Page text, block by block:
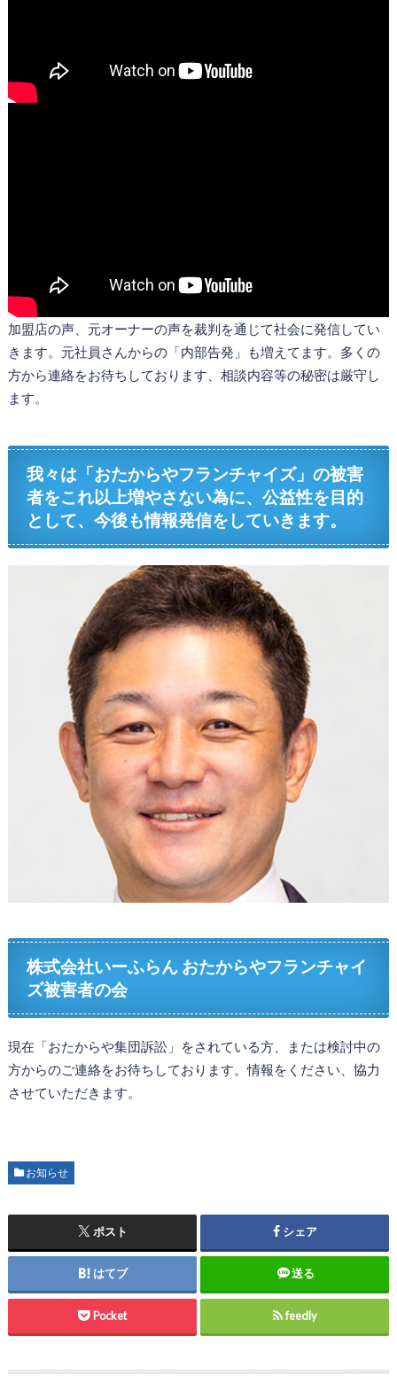
加盟店の声、元オーナーの声を裁判を通じて社会に発信してい
きます。元社員さんからの「内部告発」も増えてます。多くの
方から連絡をお待ちしております、相談内容等の秘密は厳守し
ます。
我々は「おたからやフランチャイズ」の被害
者をこれ以上増やさない為に、公益性を目的
として、今後も情報発信をしていきます。
株式会社いーふらん おたからやフランチャイ
ズ被害者の会
現在「おたからや集団訴訟」をされている方、または検討中の
方からのご連絡をお待ちしております。情報をください、協力
させていただきます。
お知らせ
ポスト シェア
はてブ 送る
Pocket feedly